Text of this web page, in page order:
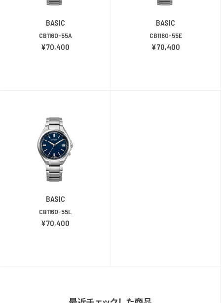
BASIC
CB1160-55A
¥70,400
BASIC
CB1160-55E
¥70,400
BASIC
CB1160-55L
¥70,400